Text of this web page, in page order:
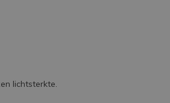
lichtsterkte.